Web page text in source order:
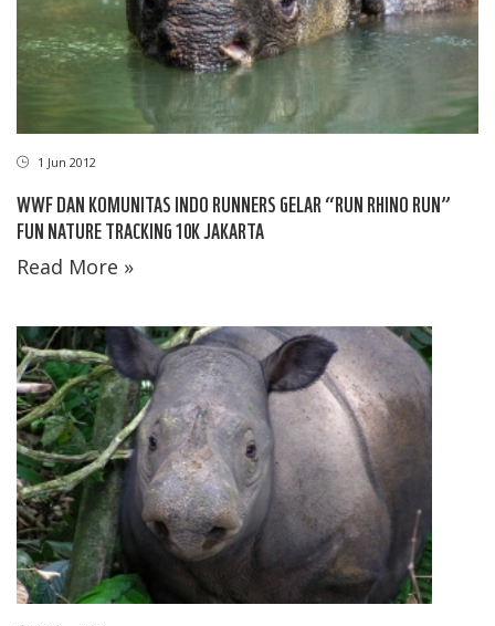
1 Jun 2012
WWF DAN KOMUNITAS INDO RUNNERS GELAR “RUN RHINO RUN”
FUN NATURE TRACKING 10K JAKARTA
Read More »